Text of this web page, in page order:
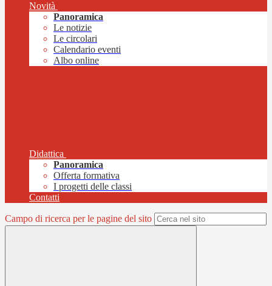
Novità
Panoramica
Le notizie
Le circolari
Calendario eventi
Albo online
Didattica
Panoramica
Offerta formativa
I progetti delle classi
Contatti
Campo di ricerca per le pagine del sito